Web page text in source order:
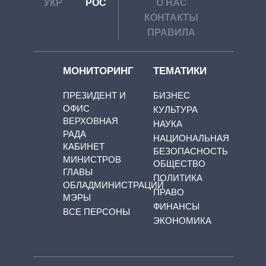
УКР РОС
О НАС
КОНТАКТЫ
ПРАВИЛА
МОНИТОРИНГ
ПРЕЗИДЕНТ И
ОФИС
ВЕРХОВНАЯ
РАДА
КАБИНЕТ
МИНИСТРОВ
ГЛАВЫ
ОБЛАДМИНИСТРАЦИЙ
МЭРЫ
ВСЕ ПЕРСОНЫ
ТЕМАТИКИ
БИЗНЕС
КУЛЬТУРА
НАУКА
НАЦИОНАЛЬНАЯ
БЕЗОПАСНОСТЬ
ОБЩЕСТВО
ПОЛИТИКА
ПРАВО
ФИНАНСЫ
ЭКОНОМИКА